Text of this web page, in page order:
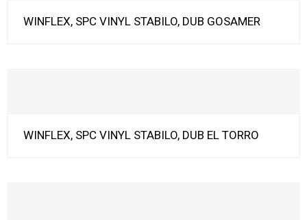
WINFLEX, SPC VINYL STABILO, DUB GOSAMER
WINFLEX, SPC VINYL STABILO, DUB EL TORRO